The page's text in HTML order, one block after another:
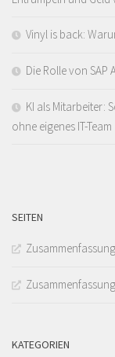
Vinyl is back:
Die Rolle von
KI als Mitarbeiter:
ohne eigenes IT-Team
SEITEN
KATEGORIEN